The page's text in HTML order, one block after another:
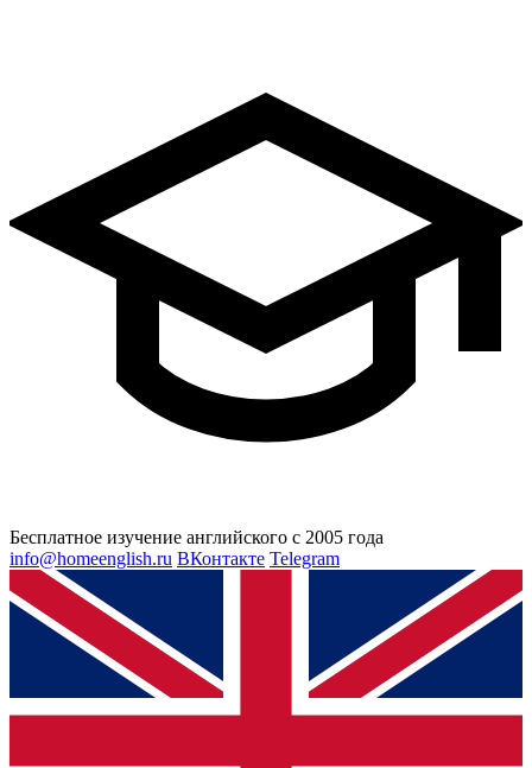
Бесплатное изучение английского с 2005 года
info@homeenglish.ru ВКонтакте Telegram